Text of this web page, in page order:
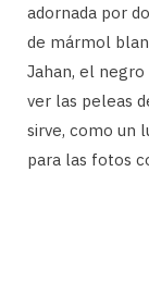
adornada por
de mármol
Jahan, el
ver las peleas
sirve, como un
para las fotos